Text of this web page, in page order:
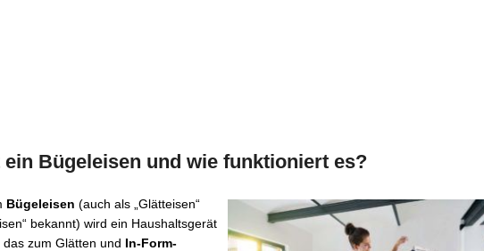
ein Bügeleisen und wie funktioniert es?
Bügeleisen (auch als „Glätteisen“
bekannt) wird ein Haushaltsgerät
zum Glätten und In-Form-